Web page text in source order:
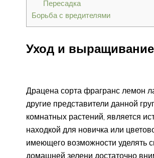
Пересадка
Борьба с вредителями
Уход и выращивание
Драцена сорта фрагранс лемон
другие представители данной
комнатных растений, является
находкой для новичка или
имеющего возможности уделять
домашней зелени достаточно